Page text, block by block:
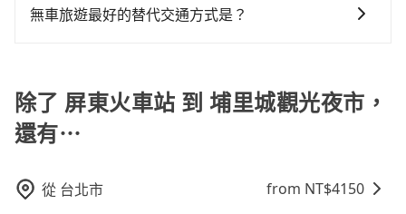
北大城市的300倍。縱使幸運攔到一輛小黃了，屏東縣少
乘高鐵而不預約包車，不僅每人至少額外負擔40元車
資，而且更會額外浪費35分鐘在轉乘與等車上，現在還
不馬上來預約tripool！如果你僅有兩位乘車，也可參考
用。
車型，如Toyota Yaris、Prius C、Vios這類乘坐體驗較
凹的車門仍未被修理，每一次租車都好像在開樂透一
樣。另外，偶爾也會遇到明明已經預約了時間但上一位
用戶卻遲遲尚未歸還，又或者要還車時卻偏偏找不到停
小的風險。最後，雖然路邊隨租隨還看似方便，但實際
雙北的0.3%，也就是說要臨時叫到小黃的難度是台北或
計程車司機不按錶計費，約有29%會採現場議價，建議
最好先上網預約，以免當場被坑受騙。綜合以上，無論
在價格或服務品質上，tripool都是你從屏東火車站到埔
會員或者使用特定的信用卡，還可以累積點數做現金回
完後預定就完成，事先不用電話確認空房，事後也不用
告知付款完畢，一切都能在網路上操作。但有些較冷門
或規模較小的飯店，有可能再多平台同時上架而發生超
在預定時要不選擇評分高、評論多的飯店，不然就是還
原因，司機有權拒絕服務： 1) 當日搭車人數或行李超過
童的安全，依道路交通安全規則規定，四歲以下的孩童
必須乘坐兒童座椅。 3) 搭乘寵物友善專車卻沒有裝籠。
避免影響行車安全，請您務將寵物置入提籠或提袋內。
無車旅遊最好的替代交通方式是？
公車、捷運、客運等，或者考慮租車。如果您想要更便
利的出行方式，您也可以選擇使用像是旅步提供的包車
服務，由專人到府接送，讓您更加輕鬆自在。
除了 屏東火車站 到 埔里城觀光夜市，
還有⋯
從 台北市 from NT$4150